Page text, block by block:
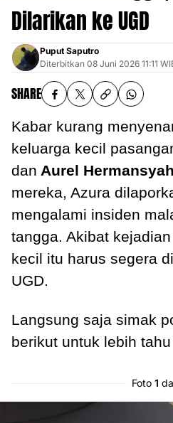
Dilarikan ke UGD
Puput Saputro
Diterbitkan 08 Juni 2026 11:11
SHARE
Kabar kurang
keluarga kecil
dan Aurel Hermansyah
mereka, Azura
mengalami insiden
tangga. Akibat
kecil itu harus segera
UGD.
Langsung saja simak
berikut untuk lebih
Foto 1